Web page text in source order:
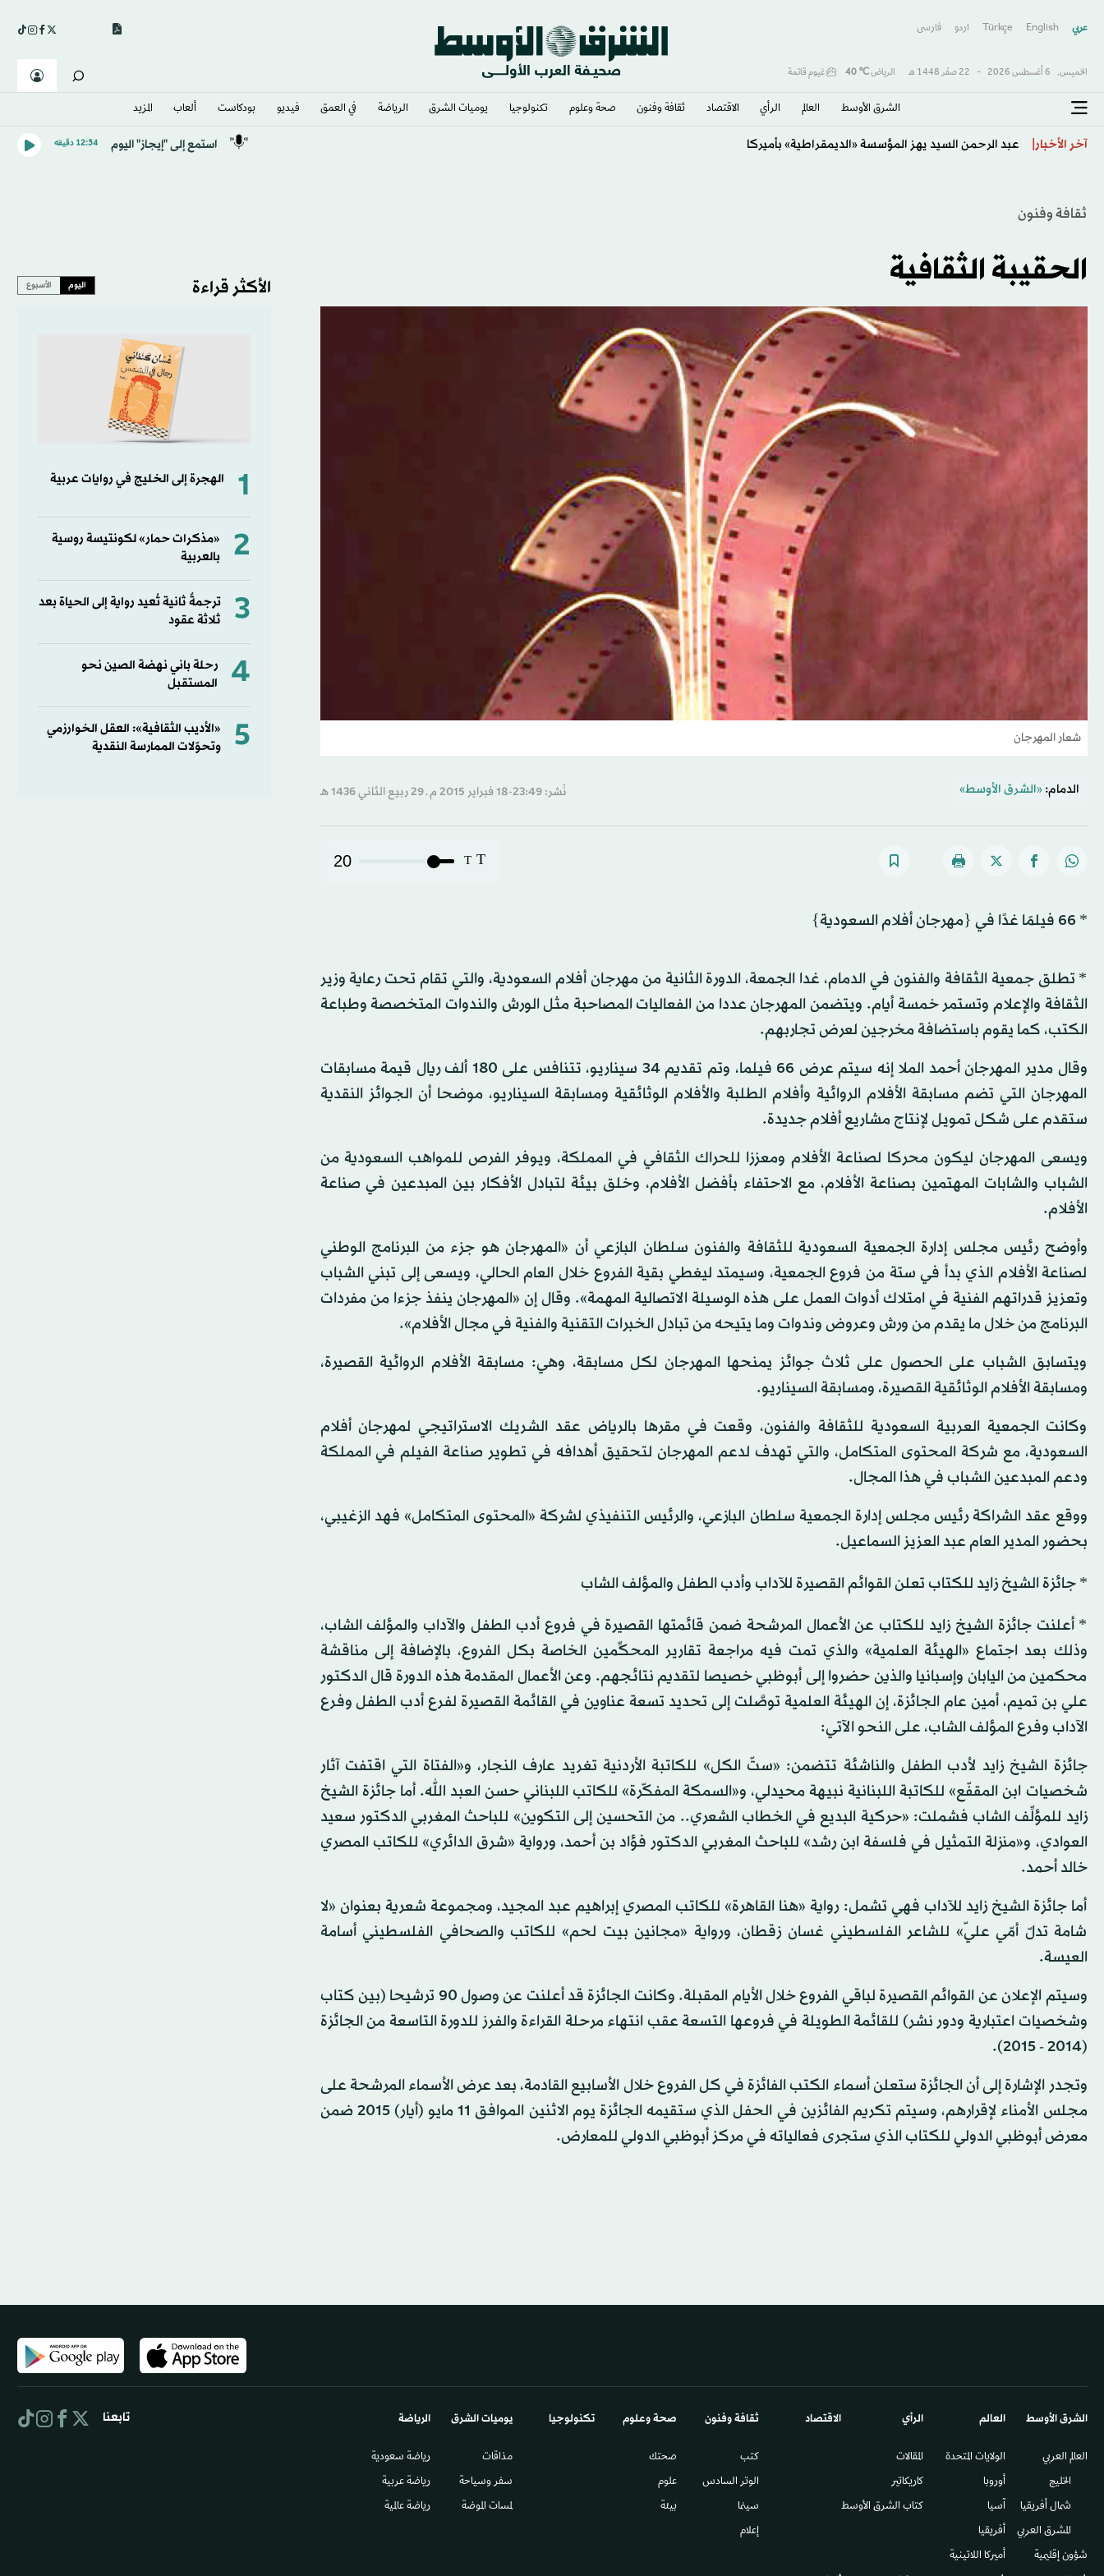
عربي English
Türkçe اردو فارسى
الخميس, 6 أغسطس 2026 - 22 صفَر 1448 هـ الرياض℃
40 غيوم قاتمة
الشرق الأوسط​ العالم الرأي الاقتصاد ثقافة وفنون صحة وعلوم تكنولوجيا يوميات الشرق​ الرياضة في العمق فيديو بودكاست ألعاب المزيد
آخر الأخبار رودجرز يواجه الإعلام لكشف جاهزية القادسية للموسم المقبل استمع إلى "إيجاز" اليوم 12:34 دقيقه
ثقافة وفنون
الحقيبة الثقافية
شعار المهرجان
الدمام: «الشرق الأوسط» نُشر: 23:49-18 فبراير 2015 م ـ 29 ربيع الثاني 1436 هـ
T
T
20
* 66 فيلمًا غدًا في {مهرجان أفلام السعودية}
* تطلق جمعية الثقافة والفنون في الدمام، غدا الجمعة، الدورة الثانية من مهرجان أفلام السعودية، والتي تقام تحت رعاية وزير
الثقافة والإعلام وتستمر خمسة أيام. ويتضمن المهرجان عددا من الفعاليات المصاحبة مثل الورش والندوات المتخصصة وطباعة
الكتب، كما يقوم باستضافة مخرجين لعرض تجاربهم.
وقال مدير المهرجان أحمد الملا إنه سيتم عرض 66 فيلما، وتم تقديم 34 سيناريو، تتنافس على 180 ألف ريال قيمة مسابقات
المهرجان التي تضم مسابقة الأفلام الروائية وأفلام الطلبة والأفلام الوثائقية ومسابقة السيناريو، موضحا أن الجوائز النقدية
ستقدم على شكل تمويل لإنتاج مشاريع أفلام جديدة.
ويسعى المهرجان ليكون محركا لصناعة الأفلام ومعززا للحراك الثقافي في المملكة، ويوفر الفرص للمواهب السعودية من
الشباب والشابات المهتمين بصناعة الأفلام، مع الاحتفاء بأفضل الأفلام، وخلق بيئة لتبادل الأفكار بين المبدعين في صناعة
الأفلام.
وأوضح رئيس مجلس إدارة الجمعية السعودية للثقافة والفنون سلطان البازعي أن «المهرجان هو جزء من البرنامج الوطني
لصناعة الأفلام الذي بدأ في ستة من فروع الجمعية، وسيمتد ليغطي بقية الفروع خلال العام الحالي، ويسعى إلى تبني الشباب
وتعزيز قدراتهم الفنية في امتلاك أدوات العمل على هذه الوسيلة الاتصالية المهمة». وقال إن «المهرجان ينفذ جزءا من مفردات
البرنامج من خلال ما يقدم من ورش وعروض وندوات وما يتيحه من تبادل الخبرات التقنية والفنية في مجال الأفلام».
ويتسابق الشباب على الحصول على ثلاث جوائز يمنحها المهرجان لكل مسابقة، وهي: مسابقة الأفلام الروائية القصيرة،
ومسابقة الأفلام الوثائقية القصيرة، ومسابقة السيناريو.
وكانت الجمعية العربية السعودية للثقافة والفنون، وقعت في مقرها بالرياض عقد الشريك الاستراتيجي لمهرجان أفلام
السعودية، مع شركة المحتوى المتكامل، والتي تهدف لدعم المهرجان لتحقيق أهدافه في تطوير صناعة الفيلم في المملكة
ودعم المبدعين الشباب في هذا المجال.
ووقع عقد الشراكة رئيس مجلس إدارة الجمعية سلطان البازعي، والرئيس التنفيذي لشركة «المحتوى المتكامل» فهد الزغيبي،
بحضور المدير العام عبد العزيز السماعيل.
* جائزة الشيخ زايد للكتاب تعلن القوائم القصيرة للآداب وأدب الطفل والمؤلف الشاب
* أعلنت جائزة الشيخ زايد للكتاب عن الأعمال المرشحة ضمن قائمتها القصيرة في فروع أدب الطفل والآداب والمؤلف الشاب،
وذلك بعد اجتماع «الهيئة العلمية» والذي تمت فيه مراجعة تقارير المحكِّمين الخاصة بكل الفروع، بالإضافة إلى مناقشة
محكمين من اليابان وإسبانيا والذين حضروا إلى أبوظبي خصيصا لتقديم نتائجهم. وعن الأعمال المقدمة هذه الدورة قال الدكتور
علي بن تميم، أمين عام الجائزة، إن الهيئة العلمية توصَّلت إلى تحديد تسعة عناوين في القائمة القصيرة لفرع أدب الطفل وفرع
الآداب وفرع المؤلف الشاب، على النحو الآتي:
جائزة الشيخ زايد لأدب الطفل والناشئة تتضمن: «ستّ الكل» للكاتبة الأردنية تغريد عارف النجار، و«الفتاة التي اقتفت آثار
شخصيات ابن المقفّع» للكاتبة اللبنانية نبيهة محيدلي، و«السمكة المفكّرة» للكاتب اللبناني حسن العبد الله. أما جائزة الشيخ
زايد للمؤلِّف الشاب فشملت: «حركية البديع في الخطاب الشعري.. من التحسين إلى التكوين» للباحث المغربي الدكتور سعيد
العوادي، و«منزلة التمثيل في فلسفة ابن رشد» للباحث المغربي الدكتور فؤاد بن أحمد، ورواية «شرق الدائري» للكاتب المصري
خالد أحمد.
أما جائزة الشيخ زايد للآداب فهي تشمل: رواية «هنا القاهرة» للكاتب المصري إبراهيم عبد المجيد، ومجموعة شعرية بعنوان «لا
شامة تدلّ أمّي عليّ» للشاعر الفلسطيني غسان زقطان، ورواية «مجانين بيت لحم» للكاتب والصحافي الفلسطيني أسامة
العيسة.
وسيتم الإعلان عن القوائم القصيرة لباقي الفروع خلال الأيام المقبلة. وكانت الجائزة قد أعلنت عن وصول 90 ترشيحا (بين كتاب
وشخصيات اعتبارية ودور نشر) للقائمة الطويلة في فروعها التسعة عقب انتهاء مرحلة القراءة والفرز للدورة التاسعة من الجائزة
(2014 - 2015).
وتجدر الإشارة إلى أن الجائزة ستعلن أسماء الكتب الفائزة في كل الفروع خلال الأسابيع القادمة، بعد عرض الأسماء المرشحة على
مجلس الأمناء لإقرارهم، وسيتم تكريم الفائزين في الحفل الذي ستقيمه الجائزة يوم الاثنين الموافق 11 مايو (أيار) 2015 ضمن
معرض أبوظبي الدولي للكتاب الذي ستجرى فعالياته في مركز أبوظبي الدولي للمعارض.
الأكثر قراءة اليوم الأسبوع
1 الهجرة إلى الخليج في روايات عربية
2
«مذكرات حمار» لكونتيسة روسية
بالعربية
3
ترجمةٌ ثانية تُعيد رواية إلى الحياة بعد
ثلاثة عقود
4
رحلة باني نهضة الصين نحو
المستقبل
5
«الأديب الثقافية»: العقل الخوارزمي
وتحوّلات الممارسة النقدية
الشرق الأوسط​
العالم العربي
الخليج
شمال أفريقيا
المشرق العربي
شؤون إقليمية
العالم
الولايات المتحدة
أوروبا
آسيا
أفريقيا
أميركا اللاتينية
الرأي
المقالات
كاريكاتير
كتاب الشرق الأوسط
الاقتصاد ثقافة وفنون
كتب
الوتر السادس​
سينما
إعلام
صحة وعلوم
صحتك
علوم
بيئة
تكنولوجيا يوميات الشرق​
مذاقات
سفر وسياحة
لمسات الموضة
الرياضة
رياضة سعودية
رياضة عربية
رياضة عالمية
تابعنا